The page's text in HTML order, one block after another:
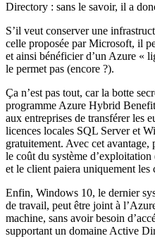
Directory : sans le savoir, il a
S’il veut conserver une
celle proposée par Microsoft, il
et ainsi bénéficier d’un Azure «
le permet pas (encore ?).
Ça n’est pas tout, car la botte
programme Azure Hybrid
aux entreprises de transférer les
licences locales SQL Server et
gratuitement. Avec cet
le coût du système
et le client paiera uniquement les
Enfin, Windows 10, le dernier
de travail, peut être joint à
machine, sans avoir besoin
supportant un domaine Active